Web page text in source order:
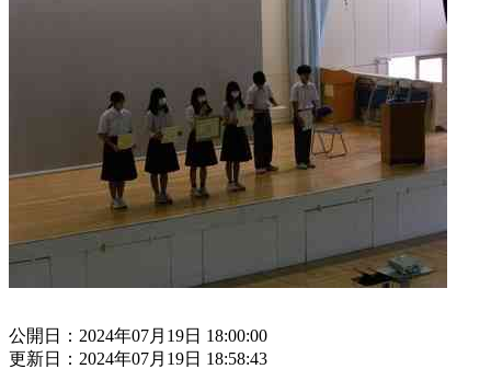
公開日：2024年07月19日 18:00:00
更新日：2024年07月19日 18:58:43